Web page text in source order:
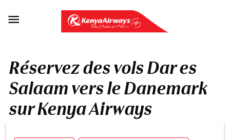

Réservez des vols Dar es
Salaam vers le Danemark
sur Kenya Airways